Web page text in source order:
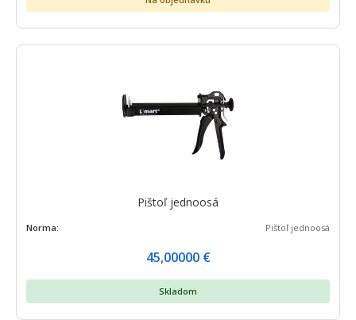
Pištoľ jednoosá
Norma: Pištoľ jednoosá
45,00000 €
Skladom